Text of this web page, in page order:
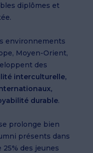
diplômes et
environnements
Moyen-Orient,
des
interculturelle,
durable.
prolonge bien
présents dans
des jeunes